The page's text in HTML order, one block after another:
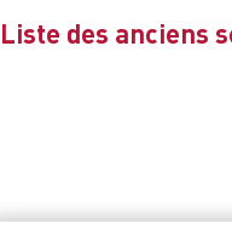
Liste des anciens